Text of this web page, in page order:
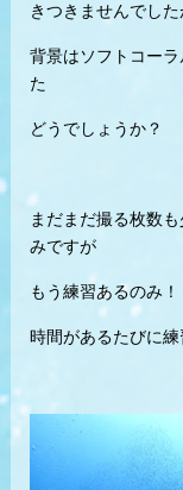
きつきませんでした
背景はソフトコー
た
どうでしょうか？
まだまだ撮る枚数
みですが
もう練習あるのみ！
時間があるたびに